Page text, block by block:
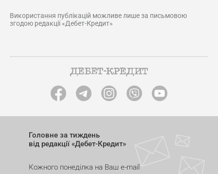
Використання публікацій можливе лише за письмовою
згодою редакції «Дебет-Кредит»
Головне за тиждень
від редакції «Дебет-Кредит»
Кожного понеділка на Ваш e-mail